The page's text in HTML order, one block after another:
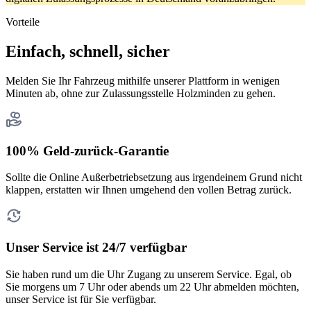
Vorteile
Einfach, schnell, sicher
Melden Sie Ihr Fahrzeug mithilfe unserer Plattform in wenigen
Minuten ab, ohne zur Zulassungsstelle Holzminden zu gehen.
100% Geld-zurück-Garantie
Sollte die Online Außerbetriebsetzung aus irgendeinem Grund nicht
klappen, erstatten wir Ihnen umgehend den vollen Betrag zurück.
Unser Service ist 24/7 verfügbar
Sie haben rund um die Uhr Zugang zu unserem Service. Egal, ob
Sie morgens um 7 Uhr oder abends um 22 Uhr abmelden möchten,
unser Service ist für Sie verfügbar.